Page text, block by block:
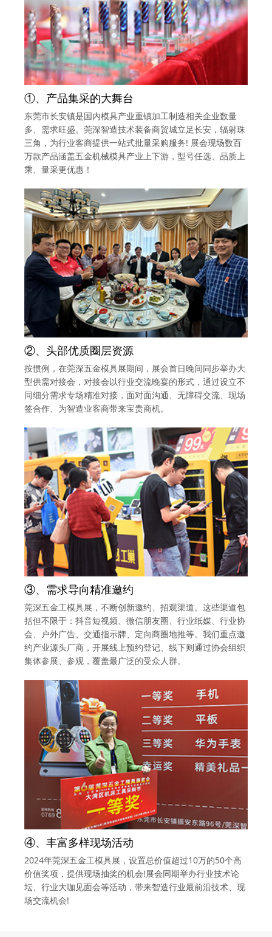
①、产品集采的大舞台
东莞市长安镇是国内模具产业重镇加工制造相关企业数量
多、需求旺盛。莞深智造技术装备商贸城立足长安，辐射珠
三角，为行业客商提供一站式批量采购服务! 展会现场数百
万款产品涵盖五金机械模具产业上下游，型号任选、品质上
乘、量采更优惠！
②、头部优质圈层资源
按惯例，在莞深五金模具展期间，展会首日晚间同步举办大
型供需对接会，对接会以行业交流晚宴的形式，通过设立不
同细分需求专场精准对接，面对面沟通、无障碍交流、现场
签合作、为智造业客商带来宝贵商机。
③、需求导向精准邀约
莞深五金工模具展，不断创新邀约、招观渠道。这些渠道包
括但不限于：抖音短视频、微信朋友圈、行业纸媒、行业协
会、户外广告、交通指示牌、定向商圈地推等。我们重点邀
约产业源头厂商，开展线上预约登记、线下则通过协会组织
集体参展、参观，覆盖最广泛的受众人群。
④、丰富多样现场活动
2024年莞深五金工模具展，设置总价值超过10万的50个高
价值奖项，提供现场抽奖的机会!展会同期举办行业技术论
坛、行业大咖见面会等活动，带来智造行业最前沿技术、现
场交流机会!